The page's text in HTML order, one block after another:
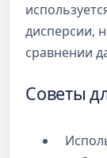
дисперсии,
сравнении
Советы